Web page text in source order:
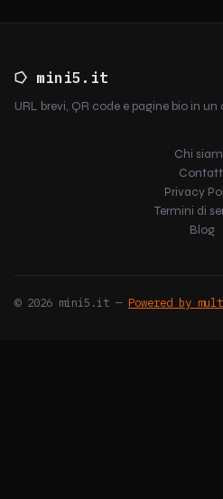
⭔ mini5.it
URL brevi, QR code e pagine bio in un
Chi
Privacy
Termini di
Blog
© 2026 mini5.it — Powered by